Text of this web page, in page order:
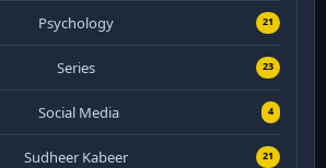
Psychology 21
Series 23
Social Media 4
Sudheer Kabeer 21